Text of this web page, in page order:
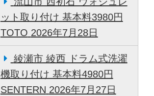
ット取り付け 基本料3980円
TOTO 2026年7月28日
綾瀬市 綾西 ドラム式洗濯
機取り付け 基本料4980円
SENTERN 2026年7月27日